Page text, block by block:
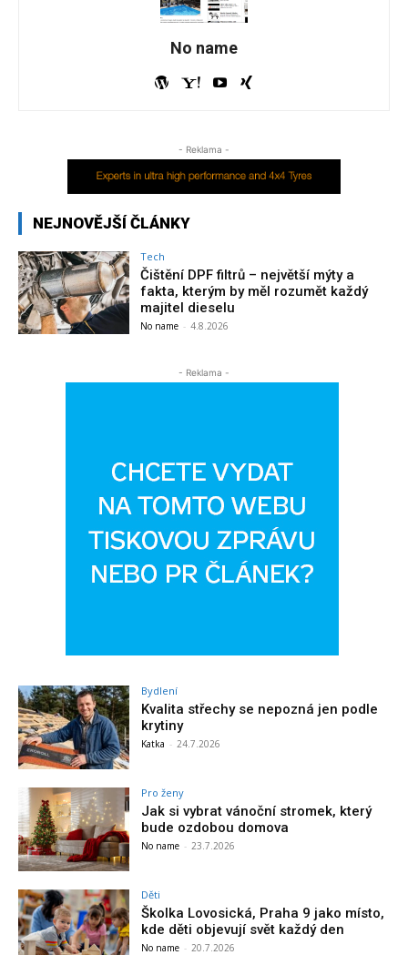
No name
- Reklama -
NEJNOVĚJŠÍ ČLÁNKY
Tech
Čištění DPF filtrů – největší mýty a
fakta, kterým by měl rozumět každý
majitel dieselu
No name - 4.8.2026
- Reklama -
Bydlení
Kvalita střechy se nepozná jen podle
krytiny
Katka - 24.7.2026
Pro ženy
Jak si vybrat vánoční stromek, který
bude ozdobou domova
No name - 23.7.2026
Děti
Školka Lovosická, Praha 9 jako místo,
kde děti objevují svět každý den
No name - 20.7.2026